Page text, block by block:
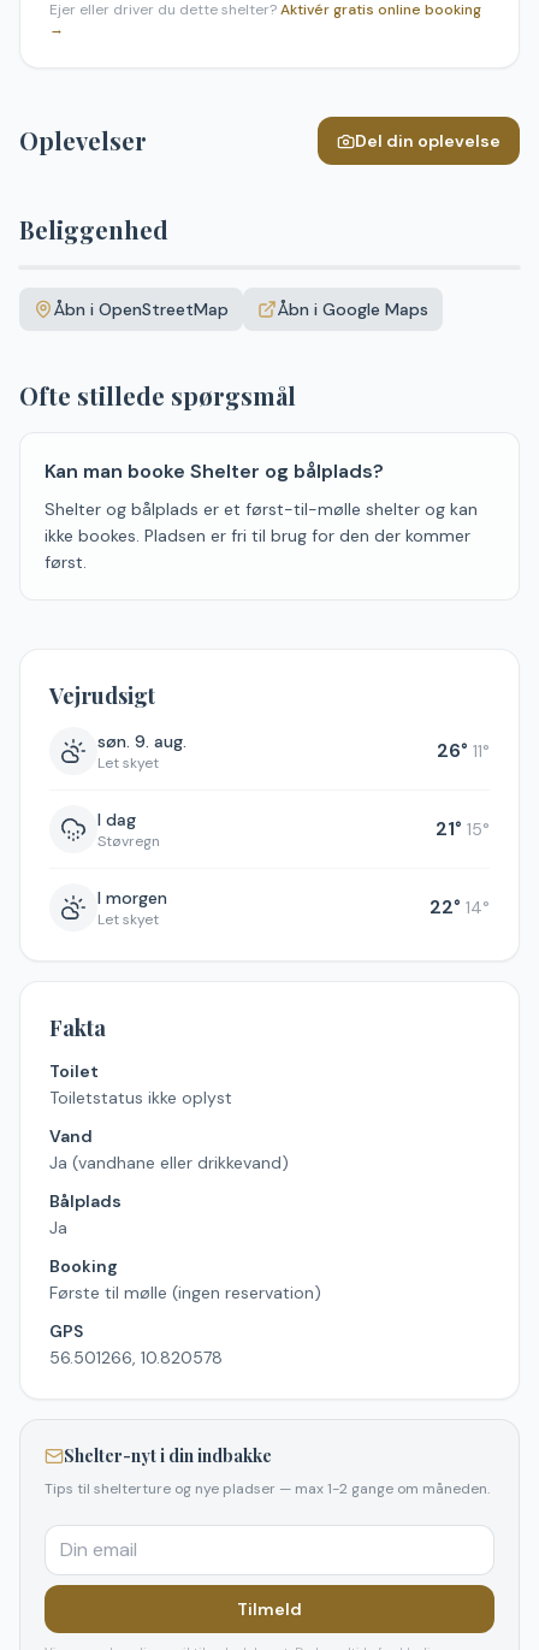
Ejer eller driver du dette shelter?Aktivér gratis online booking
→
Oplevelser Del din oplevelse
Beliggenhed
+Åbn i OpenStreetMap Åbn i Google Maps
Ofte stillede spørgsmål
Kan man booke Shelter og bålplads?
Shelter og bålplads er et først-til-mølle shelter og kan
ikke bookes. Pladsen er fri til brug for den der kommer
først.
Vejrudsigt
søn. 9. aug.
Let skyet 26° 11°
I dag
Støvregn 21° 15°
I morgen
Let skyet 22° 14°
Fakta
Toilet
Toiletstatus ikke oplyst
Vand
Ja (vandhane eller drikkevand)
Bålplads
Ja
Booking
Første til mølle (ingen reservation)
GPS
56.501266, 10.820578
Shelter-nyt i din indbakke
Tips til shelterture og nye pladser — max 1-2 gange om måneden.
Tilmeld